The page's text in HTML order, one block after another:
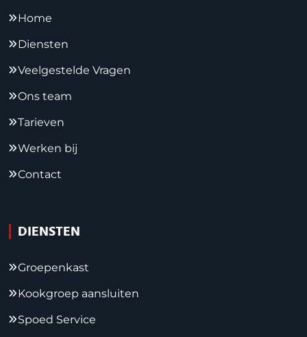
Home
Diensten
Veelgestelde Vragen
Ons team
Tarieven
Werken bij
Contact
DIENSTEN
Groepenkast
Kookgroep aansluiten
Spoed Service